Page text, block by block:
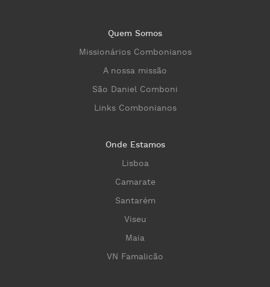
Quem Somos
Missionários Combonianos
A nossa missão
São Daniel Comboni
Links Combonianos
Onde Estamos
Lisboa
Camarate
Santarém
Viseu
Maia
VN Famalicão